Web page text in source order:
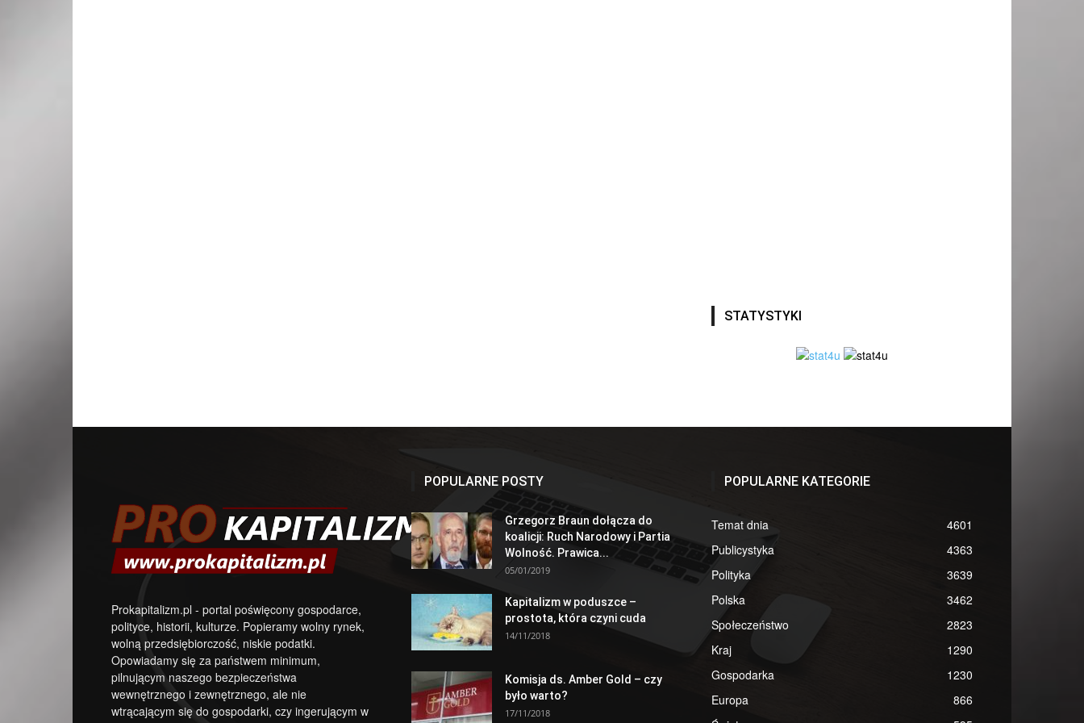
STATYSTYKI
Prokapitalizm.pl - portal poświęcony gospodarce,
polityce, historii, kulturze. Popieramy wolny rynek,
wolną przedsiębiorczość, niskie podatki.
Opowiadamy się za państwem minimum,
pilnującym naszego bezpieczeństwa
wewnętrznego i zewnętrznego, ale nie
wtrącającym się do gospodarki, czy ingerującym w
POPULARNE POSTY
Grzegorz Braun dołącza do
koalicji: Ruch Narodowy i Partia
Wolność. Prawica...
05/01/2019
Kapitalizm w poduszce –
prostota, która czyni cuda
14/11/2018
Komisja ds. Amber Gold – czy
było warto?
17/11/2018
POPULARNE KATEGORIE
Temat dnia
4601
Publicystyka
4363
Polityka
3639
Polska
3462
Społeczeństwo
2823
Kraj
1290
Gospodarka
1230
Europa
866